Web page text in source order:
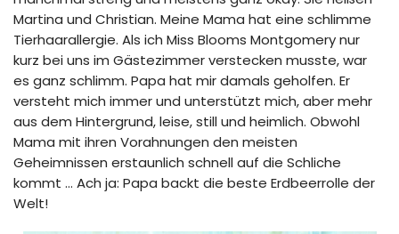
Martina und Christian. Meine Mama hat eine schlimme
Tierhaarallergie. Als ich Miss Blooms Montgomery nur
kurz bei uns im Gästezimmer verstecken musste, war
es ganz schlimm. Papa hat mir damals geholfen. Er
versteht mich immer und unterstützt mich, aber mehr
aus dem Hintergrund, leise, still und heimlich. Obwohl
Mama mit ihren Vorahnungen den meisten
Geheimnissen erstaunlich schnell auf die Schliche
kommt … Ach ja: Papa backt die beste Erdbeerrolle der
Welt!